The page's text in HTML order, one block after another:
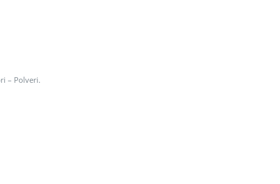
– Polveri.